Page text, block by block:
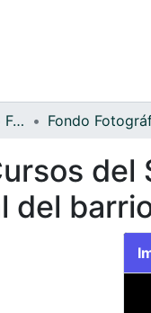
Archivo del Patrimonio Fotográfico y Fílmico del Valle del Cauca
del